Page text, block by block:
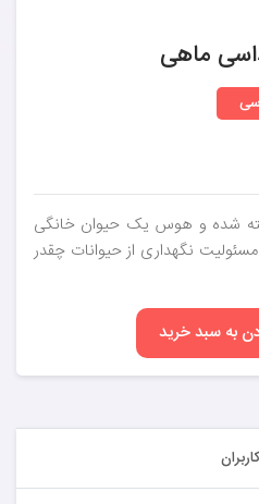
شده و هوس یک حیوان خانگی
نگهداری از حیوانات چقدر
به سبد خرید